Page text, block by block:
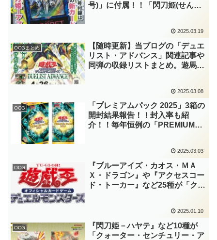
号)」に付属！！「閃刀姫(せんと
ター……と言うより、機体なのか
な？【遊戯王OCG】
2025.03.19
OCGまとめ
【随時更新】当ブログの「デュエ
リスト・アドバンス」関連記事や
同弾の収録リストまとめ。遊馬の
「オノマト」の一員として多数リ
メイクされていますね～。【遊戯
王OCG】
2025.03.08
OCG
「プレミアムパック 2025」3箱の
開封結果報告！！封入率も紹
介！！毎年恒例の「PREMIUM
リーズ」からは「マギストス」関
連が実装されていますね！！【遊
戯王OCG】
2025.03.03
OCG
『ブルーアイズ・カオス・ＭＡ
Ｘ・ドラゴン』や『アクセスコー
ド・トーカー』など25種が「クォ
ラスト違い2種！！更に、「イビ
ルツイン」なども再録！！【遊戯
王OCG】
2025.01.10
OCG
『閃刀姫－ハヤテ』など10種が
「クォーター・センチュリー・ア